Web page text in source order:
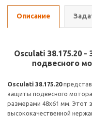
Описание
Osculati 38.175.20
подвесного
Osculati 38.175.20
защиты подвесного
размерами 48x61 мм. Этот
высококачественной